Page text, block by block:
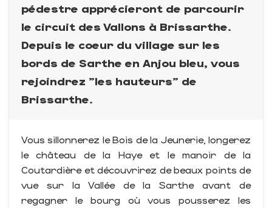
pédestre apprécieront de parcourir
le circuit des Vallons à Brissarthe.
Depuis le coeur du village sur les
bords de Sarthe en Anjou bleu, vous
rejoindrez "les hauteurs" de
Brissarthe.
Vous sillonnerez le Bois de la Jeunerie, longerez
le château de la Haye et le manoir de la
Coutardière et découvrirez de beaux points de
vue sur la Vallée de la Sarthe avant de
regagner le bourg où vous pousserez les